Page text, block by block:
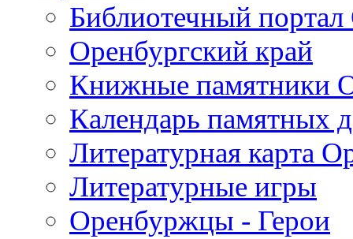
Библиотечный портал
Оренбургский край
Книжные памятники
Календарь памятных
Литературная карта
Литературные игры
Оренбуржцы - Герои